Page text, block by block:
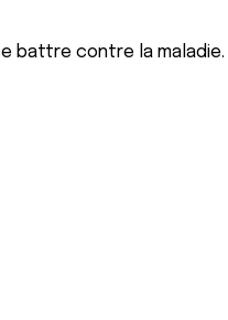
battre contre la maladie.